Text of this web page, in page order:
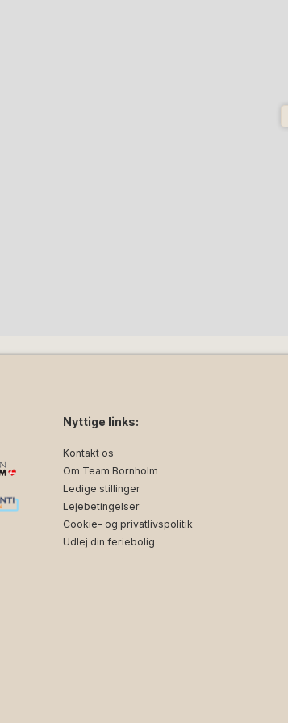
Nyttige links:
Kontakt os
Om Team Bornholm
Ledige stillinger
Lejebetingelser
Cookie- og privatlivspolitik
Udlej din feriebolig